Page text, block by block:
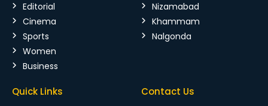
Editorial
Cinema
Sports
Women
Business
Nizamabad
Khammam
Nalgonda
Quick Links Contact Us